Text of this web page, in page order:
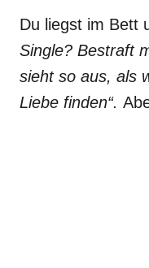
Du liegst im Bett
Single? Bestraft
sieht so aus, als
Liebe finden“.